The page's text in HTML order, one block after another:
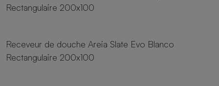
Rectangulaire 200x100
Receveur de douche Areia Slate Evo Blanco
Rectangulaire 200x100